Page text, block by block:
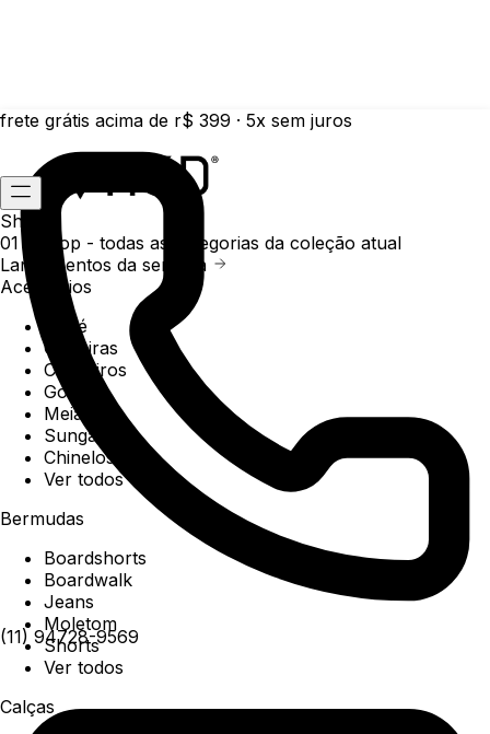
frete grátis acima de r$ 399 · 5x sem juros
(11) 94728-9569
Shop
01 /
Shop - todas as categorias da coleção atual
Lançamentos da semana
Acessórios
Boné
Carteiras
Chaveiros
Gorros
Meias
Sunga
Chinelos
Ver todos
Bermudas
Boardshorts
Boardwalk
Jeans
Moletom
Shorts
Ver todos
Calças